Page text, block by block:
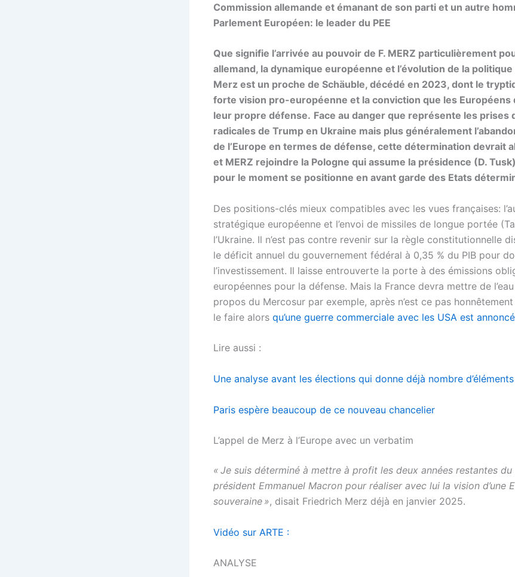
Commission allemande et émanant de son parti et un autre
Parlement Européen: le leader du PEE
Que signifie l’arrivée au pouvoir de F. MERZ particulièrement
allemand, la dynamique européenne et l’évolution de la politique
Merz est un proche de Schäuble, décédé en 2023, dont le
forte vision pro-européenne et la conviction que les Européens
leur propre défense. Face au danger que représente les prises
radicales de Trump en Ukraine mais plus généralement
de l’Europe en termes de défense, cette détermination devrait
et MERZ rejoindre la Pologne qui assume la présidence (D.
pour le moment se positionne en avant garde des Etats
Des positions-clés mieux compatibles avec les vues françaises:
stratégique européenne et l’envoi de missiles de longue portée
l’Ukraine. Il n’est pas contre revenir sur la règle constitutionnelle
le déficit annuel du gouvernement fédéral à 0,35 % du PIB pour
l’investissement. Il laisse entrouverte la porte à des émissions
européennes pour la défense. Mais la France devra mettre de
propos du Mercosur par exemple, après n’est ce pas
le faire alors qu’une guerre commerciale avec les USA est
Lire aussi :
Une analyse avant les élections qui donne déjà nombre d’éléments
Paris espère beaucoup de ce nouveau chancelier
L’appel de Merz à l’Europe avec un verbatim
« Je suis déterminé à mettre à profit les deux années restantes
président Emmanuel Macron pour réaliser avec lui la vision d’une
souveraine », disait Friedrich Merz déjà en janvier 2025.
Vidéo sur ARTE :
ANALYSE